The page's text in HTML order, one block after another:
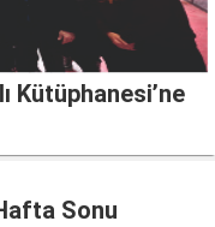
Kütüphanesi’ne
Sonu